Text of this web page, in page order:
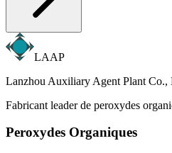
LAAP
Lanzhou Auxiliary Agent Plant Co.,
Fabricant leader de peroxydes
Peroxydes Organiques